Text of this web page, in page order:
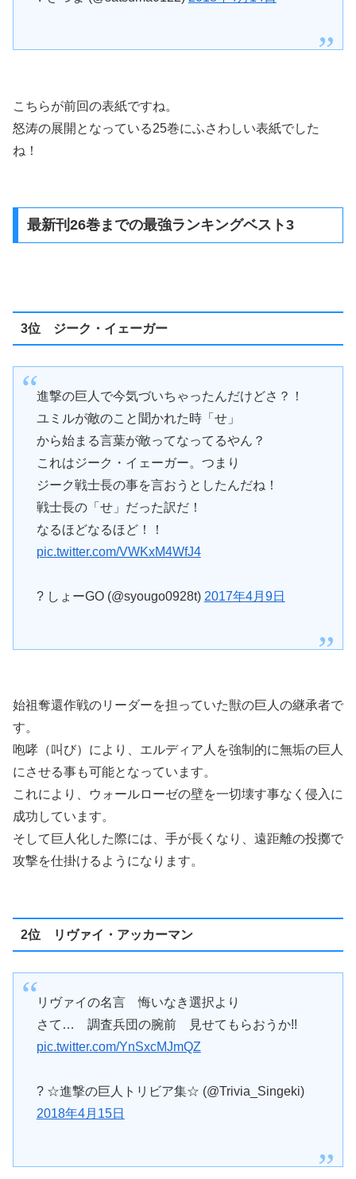
こちらが前回の表紙ですね。
怒涛の展開となっている25巻にふさわしい表紙でした
ね！
最新刊26巻までの最強ランキングベスト3
3位 ジーク・イェーガー
進撃の巨人で今気づいちゃったんだけどさ？！
ユミルが敵のこと聞かれた時「せ」
から始まる言葉が敵ってなってるやん？
これはジーク・イェーガー。つまり
ジーク戦士長の事を言おうとしたんだね！
戦士長の「せ」だった訳だ！
なるほどなるほど！！
pic.twitter.com/VWKxM4WfJ4
? しょーGO (@syougo0928t) 2017年4月9日
始祖奪還作戦のリーダーを担っていた獣の巨人の継承者で
す。
咆哮（叫び）により、エルディア人を強制的に無垢の巨人
にさせる事も可能となっています。
これにより、ウォールローゼの壁を一切壊す事なく侵入に
成功しています。
そして巨人化した際には、手が長くなり、遠距離の投擲で
攻撃を仕掛けるようになります。
2位 リヴァイ・アッカーマン
リヴァイの名言 悔いなき選択より
さて… 調査兵団の腕前 見せてもらおうか!!
pic.twitter.com/YnSxcMJmQZ
? ☆進撃の巨人トリビア集☆ (@Trivia_Singeki)
2018年4月15日